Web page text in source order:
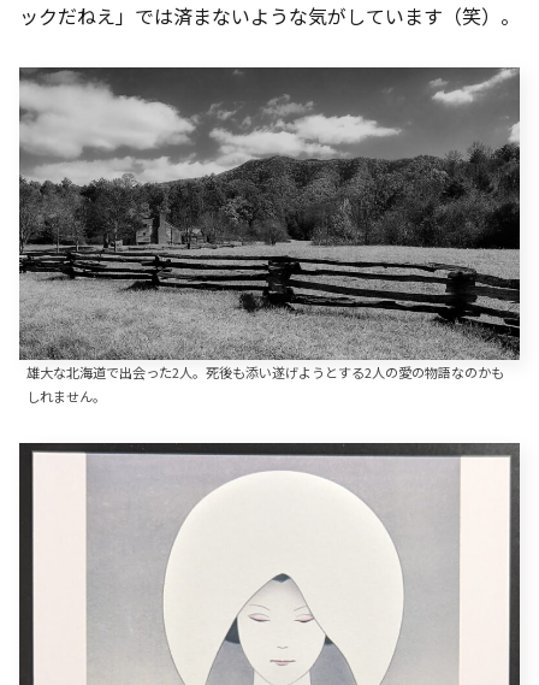
ックだねえ」では済まないような気がしています（笑）。
雄大な北海道で出会った2人。死後も添い遂げようとする2人の愛の物語なのかも
しれません。